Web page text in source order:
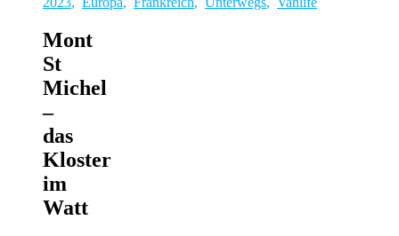
Mont
St
Michel
–
das
Kloster
im
Watt